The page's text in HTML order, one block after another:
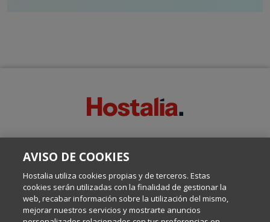
Escrito por el equipo de Comunicación de Hostalia, dirigido por
Internet y Tecnología.
Política de privacidad
AVISO DE COOKIES
Hostalia utiliza cookies propias y de terceros. Estas
cookies serán utilizadas con la finalidad de gestionar la
web, recabar información sobre la utilización del mismo,
mejorar nuestros servicios y mostrarte anuncios